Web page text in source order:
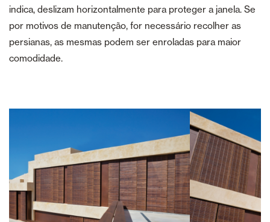
indica, deslizam horizontalmente para proteger a janela. Se
por motivos de manutenção, for necessário recolher as
persianas, as mesmas podem ser enroladas para maior
comodidade.